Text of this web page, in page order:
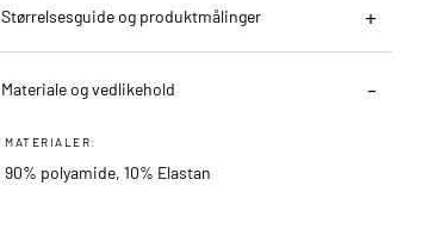
Størrelsesguide og produktmålinger
Materiale og vedlikehold
MATERIALER:
90% polyamide, 10% Elastan